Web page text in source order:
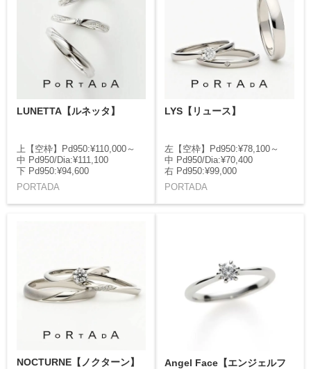
LUNETTA【ルネッタ】
上【空枠】Pd950:¥110,000～
中 Pd950/Dia:¥111,100
下 Pd950:¥94,600
PORTADA
LYS【リュース】
左【空枠】Pd950:¥78,100～
中 Pd950/Dia:¥70,400
右 Pd950:¥99,000
PORTADA
NOCTURNE【ノクターン】
Angel Face【エンジェルフ